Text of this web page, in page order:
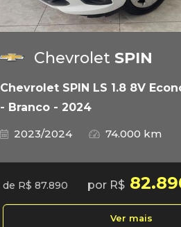
Chevrolet SPIN
Chevrolet SPIN LS 1.8 8V
- Branco - 2024
2023/2024
74.000 km
de R$ 87.890 por R$
Ver mais